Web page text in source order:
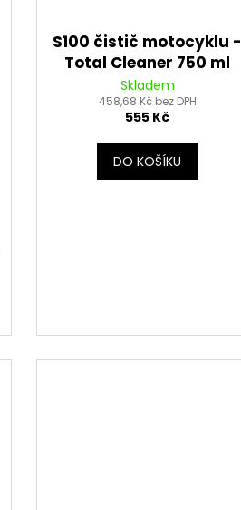
S100 čistič motocyklu -
Total Cleaner 750 ml
Skladem
458,68 Kč bez DPH
555 Kč
DO KOŠÍKU